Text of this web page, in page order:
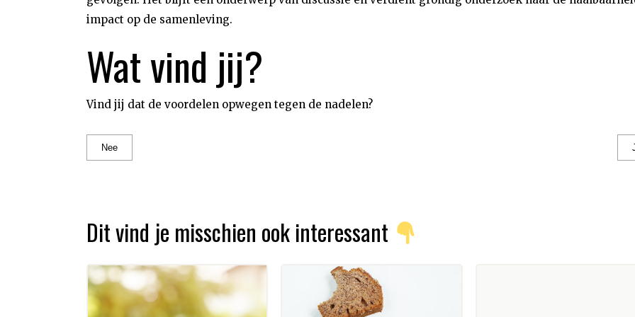
impact op de samenleving.
Wat vind jij?
Vind jij dat de voordelen opwegen tegen de nadelen?
Nee
Dit vind je misschien ook interessant